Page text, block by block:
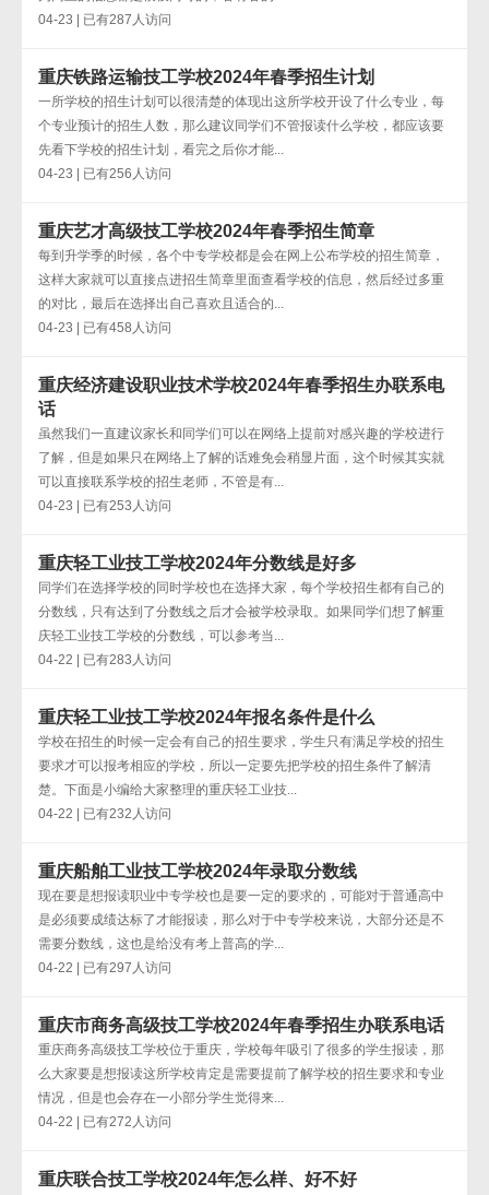
04-23 | 已有287人访问
重庆铁路运输技工学校2024年春季招生计划
一所学校的招生计划可以很清楚的体现出这所学校开设了什么专业，每
个专业预计的招生人数，那么建议同学们不管报读什么学校，都应该要
先看下学校的招生计划，看完之后你才能...
04-23 | 已有256人访问
重庆艺才高级技工学校2024年春季招生简章
每到升学季的时候，各个中专学校都是会在网上公布学校的招生简章，
这样大家就可以直接点进招生简章里面查看学校的信息，然后经过多重
的对比，最后在选择出自己喜欢且适合的...
04-23 | 已有458人访问
重庆经济建设职业技术学校2024年春季招生办联系电
话
虽然我们一直建议家长和同学们可以在网络上提前对感兴趣的学校进行
了解，但是如果只在网络上了解的话难免会稍显片面，这个时候其实就
可以直接联系学校的招生老师，不管是有...
04-23 | 已有253人访问
重庆轻工业技工学校2024年分数线是好多
同学们在选择学校的同时学校也在选择大家，每个学校招生都有自己的
分数线，只有达到了分数线之后才会被学校录取。如果同学们想了解重
庆轻工业技工学校的分数线，可以参考当...
04-22 | 已有283人访问
重庆轻工业技工学校2024年报名条件是什么
学校在招生的时候一定会有自己的招生要求，学生只有满足学校的招生
要求才可以报考相应的学校，所以一定要先把学校的招生条件了解清
楚。下面是小编给大家整理的重庆轻工业技...
04-22 | 已有232人访问
重庆船舶工业技工学校2024年录取分数线
现在要是想报读职业中专学校也是要一定的要求的，可能对于普通高中
是必须要成绩达标了才能报读，那么对于中专学校来说，大部分还是不
需要分数线，这也是给没有考上普高的学...
04-22 | 已有297人访问
重庆市商务高级技工学校2024年春季招生办联系电话
重庆商务高级技工学校位于重庆，学校每年吸引了很多的学生报读，那
么大家要是想报读这所学校肯定是需要提前了解学校的招生要求和专业
情况，但是也会存在一小部分学生觉得来...
04-22 | 已有272人访问
重庆联合技工学校2024年怎么样、好不好